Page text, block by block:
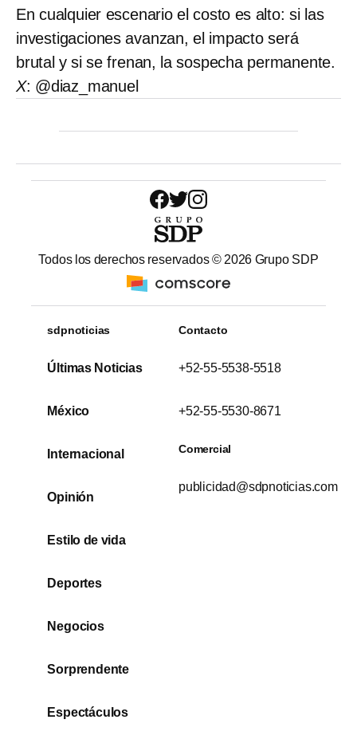
En cualquier escenario el costo es alto: si las
investigaciones avanzan, el impacto será
brutal y si se frenan, la sospecha permanente.
X: @diaz_manuel
Todos los derechos reservados © 2026 Grupo SDP
sdpnoticias
Últimas Noticias
México
Internacional
Opinión
Estilo de vida
Deportes
Negocios
Sorprendente
Espectáculos
Contacto
+52-55-5538-5518
+52-55-5530-8671
Comercial
publicidad@sdpnoticias.com